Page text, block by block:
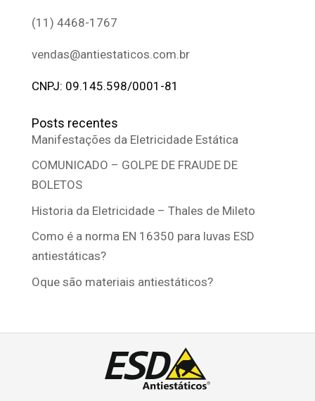
(11) 4468-1767
vendas@antiestaticos.com.br
CNPJ: 09.145.598/0001-81
Posts recentes
Manifestações da Eletricidade Estática
COMUNICADO – GOLPE DE FRAUDE DE
BOLETOS
Historia da Eletricidade – Thales de Mileto
Como é a norma EN 16350 para luvas ESD
antiestáticas?
Oque são materiais antiestáticos?